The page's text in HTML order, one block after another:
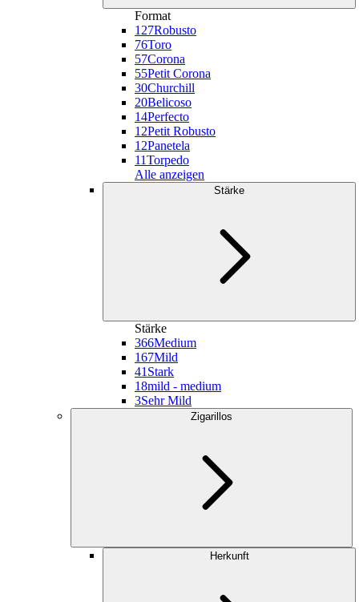
Format
127Robusto
76Toro
57Corona
55Petit Corona
30Churchill
20Belicoso
14Perfecto
12Petit Robusto
12Panetela
11Torpedo
Alle anzeigen
Stärke
Stärke
366Medium
167Mild
41 Stark
18mild - medium
3Sehr Mild
Zigarillos
Herkunft